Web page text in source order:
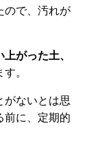
ので、汚れが
がった土、
。
がないとは思
前に、定期的